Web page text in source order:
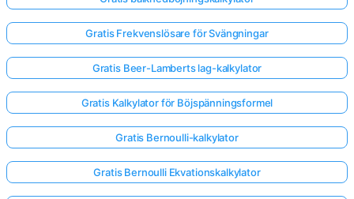
Gratis Frekvenslösare för Svängningar
Gratis Beer-Lamberts lag-kalkylator
Gratis Kalkylator för Böjspänningsformel
Gratis Bernoulli-kalkylator
Gratis Bernoulli Ekvationskalkylator